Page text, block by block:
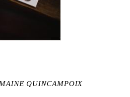
QUINCAMPOIX